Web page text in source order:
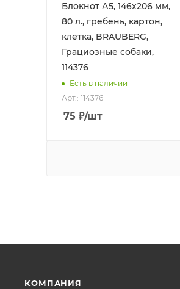
Блокнот А5, 146х206 мм,
80 л., гребень, картон,
клетка, BRAUBERG,
Грациозные собаки,
114376
Есть в наличии
Арт.: 114376
75 ₽/шт
КОМПАНИЯ